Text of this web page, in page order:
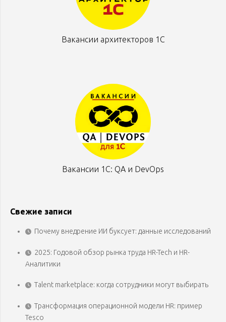
Вакансии архитекторов 1С
Вакансии 1С: QA и DevOps
Свежие записи
Почему внедрение ИИ буксует: данные исследований
2025: Годовой обзор рынка труда HR-Tech и HR-
Аналитики
Talent marketplace: когда сотрудники могут выбирать
Трансформация операционной модели HR: пример
Tesco